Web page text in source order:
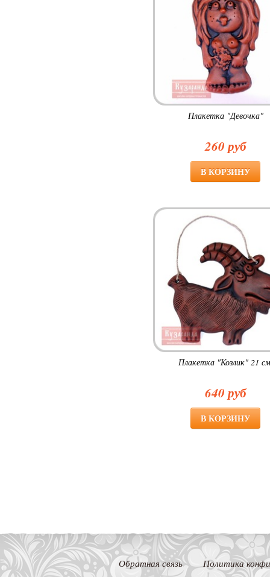
Плакетка "Девочка"
260 руб
Плакетка "Козлик" 21
640 руб
Обратная связь Политика